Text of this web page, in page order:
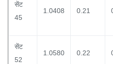
सेंट
45
1.0408 0.21
सेंट
52
1.0580 0.22